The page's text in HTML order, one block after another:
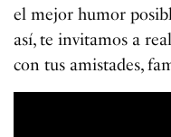
el mejor humor
así, te invitamos a
con tus amistades,